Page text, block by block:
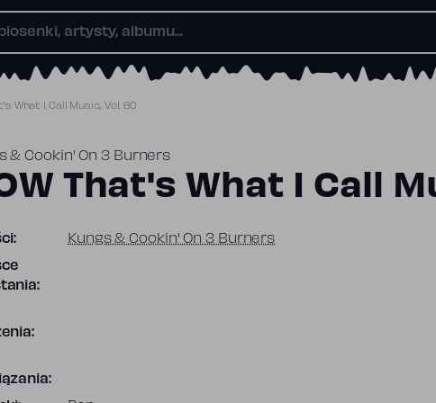
What I Call Music, Vol. 60
& Cookin' On 3 Burners
That's What I Call
Kungs & Cookin' On 3 Burners